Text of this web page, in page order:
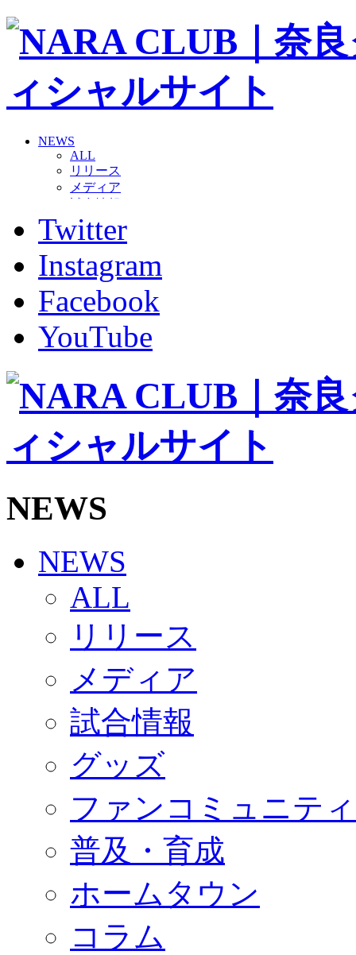
NEWS
ALL
リリース
メディア
グッズ
ファンコミュニティ
ホームタウン
コラム
その他
TEAM
2026/27トップチーム
2026/27トップチームスタッフ
バモス
チアダンススクール
ボランティアチーム「volundeer」
ビクトリーロード
HOMEGAME
観戦ルール＆マナー
Jリーグ運営管理規定
写真・動画使用ガイドライン
SCHEDULE
2026/27
練習見学時のファンサービスについて
TICKET
奈良クラブ明治安田J3リーグ2026/27シーズン試
奈良クラブ明治安田Ｊ3リーグ 2026/27シーズン「
観戦ルール＆マナー
2026/27ファンコミュニティ
サポートショップ
GOODS
オフィシャルストア（実店舗）
オンラインストア
ACADEMY
アカデミーについて
コーチ&スタッフ
ジュニア
ジュニアユース
ユース
練習拠点（ナラディーア）
SCHOOL
CLUB
パートナー募集
クラブ理念
Twitter
Instagram
Facebook
YouTube
NEWS
NEWS
ALL
リリース
メディア
試合情報
グッズ
ファンコミュニティ
普及・育成
ホームタウン
コラム